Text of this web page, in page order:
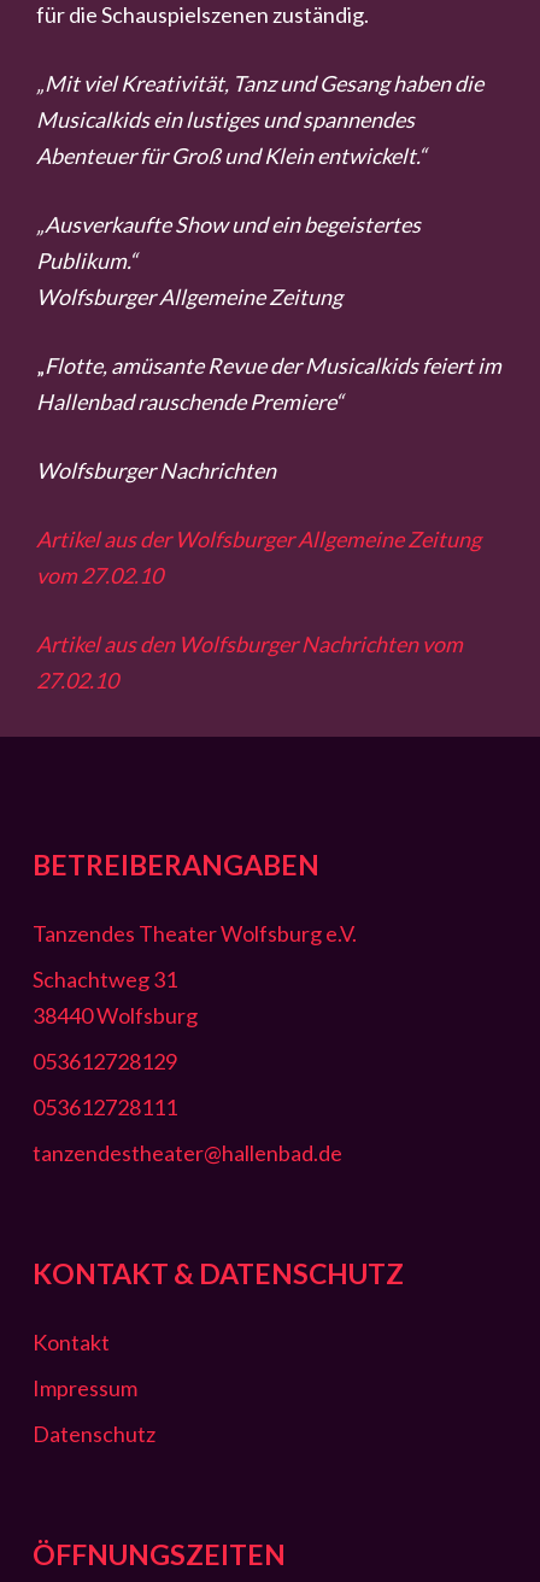
für die Schauspielszenen zuständig.
„Mit viel Kreativität, Tanz und Gesang haben die
Musicalkids ein lustiges und spannendes
Abenteuer für Groß und Klein entwickelt.“
„Ausverkaufte Show und ein begeistertes
Publikum.“
Wolfsburger Allgemeine Zeitung
„Flotte, amüsante Revue der Musicalkids feiert im
Hallenbad rauschende Premiere“
Wolfsburger Nachrichten
Artikel aus der Wolfsburger Allgemeine Zeitung
vom 27.02.10
Artikel aus den Wolfsburger Nachrichten vom
27.02.10
BETREIBERANGABEN
Tanzendes Theater Wolfsburg e.V.
Schachtweg 31
38440 Wolfsburg
053612728129
053612728111
tanzendestheater@hallenbad.de
KONTAKT & DATENSCHUTZ
Kontakt
Impressum
Datenschutz
ÖFFNUNGSZEITEN